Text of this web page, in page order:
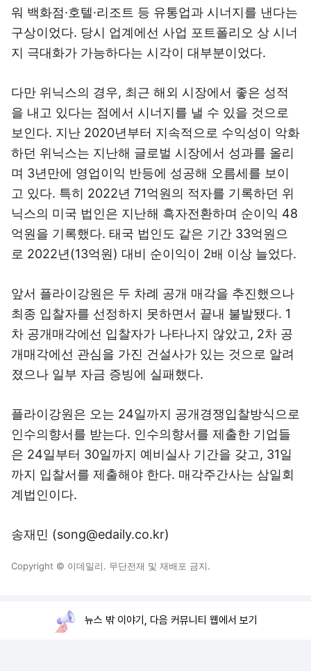
워 백화점·호텔·리조트 등 유통업과 시너지를 낸다는
구상이었다. 당시 업계에선 사업 포트폴리오 상 시너
지 극대화가 가능하다는 시각이 대부분이었다.
다만 위닉스의 경우, 최근 해외 시장에서 좋은 성적
을 내고 있다는 점에서 시너지를 낼 수 있을 것으로
보인다. 지난 2020년부터 지속적으로 수익성이 악화
하던 위닉스는 지난해 글로벌 시장에서 성과를 올리
며 3년만에 영업이익 반등에 성공해 오름세를 보이
고 있다. 특히 2022년 71억원의 적자를 기록하던 위
닉스의 미국 법인은 지난해 흑자전환하며 순이익 48
억원을 기록했다. 태국 법인도 같은 기간 33억원으
로 2022년(13억원) 대비 순이익이 2배 이상 늘었다.
앞서 플라이강원은 두 차례 공개 매각을 추진했으나
최종 입찰자를 선정하지 못하면서 끝내 불발됐다. 1
차 공개매각에선 입찰자가 나타나지 않았고, 2차 공
개매각에선 관심을 가진 건설사가 있는 것으로 알려
졌으나 일부 자금 증빙에 실패했다.
플라이강원은 오는 24일까지 공개경쟁입찰방식으로
인수의향서를 받는다. 인수의향서를 제출한 기업들
은 24일부터 30일까지 예비실사 기간을 갖고, 31일
까지 입찰서를 제출해야 한다. 매각주간사는 삼일회
계법인이다.
송재민 (song@edaily.co.kr)
Copyright © 이데일리. 무단전재 및 재배포 금지.
뉴스 밖 이야기, 다음 커뮤니티 웹에서 보기